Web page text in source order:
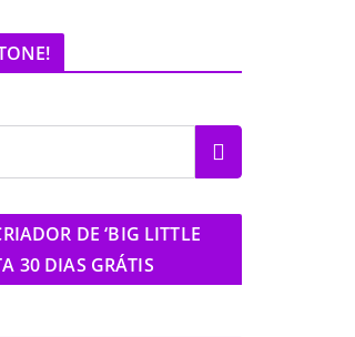
DE ‘BIG LITTLE
30 DIAS GRÁTIS